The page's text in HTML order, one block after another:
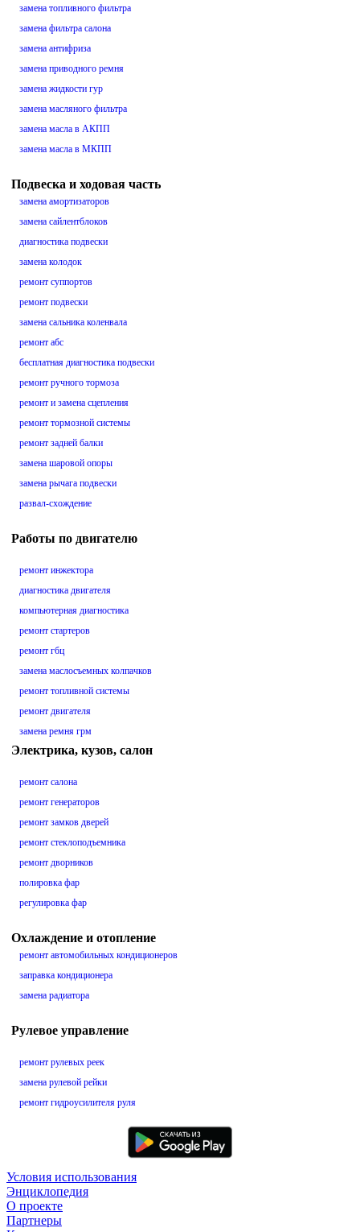
замена топливного фильтра
замена фильтра салона
замена антифриза
замена приводного ремня
замена жидкости гур
замена масляного фильтра
замена масла в АКПП
замена масла в МКПП
Подвеска и ходовая часть
замена амортизаторов
замена сайлентблоков
диагностика подвески
замена колодок
ремонт суппортов
ремонт подвески
замена сальника коленвала
ремонт абс
бесплатная диагностика подвески
ремонт ручного тормоза
ремонт и замена сцепления
ремонт тормозной системы
ремонт задней балки
замена шаровой опоры
замена рычага подвески
развал-схождение
Работы по двигателю
ремонт инжектора
диагностика двигателя
компьютерная диагностика
ремонт стартеров
ремонт гбц
замена маслосъемных колпачков
ремонт топливной системы
ремонт двигателя
замена ремня грм
Электрика, кузов, салон
ремонт салона
ремонт генераторов
ремонт замков дверей
ремонт стеклоподъемника
ремонт дворников
полировка фар
регулировка фар
Охлаждение и отопление
ремонт автомобильных кондиционеров
заправка кондиционера
замена радиатора
Рулевое управление
ремонт рулевых реек
замена рулевой рейки
ремонт гидроусилителя руля
Условия использования
Энциклопедия
О проекте
Партнеры